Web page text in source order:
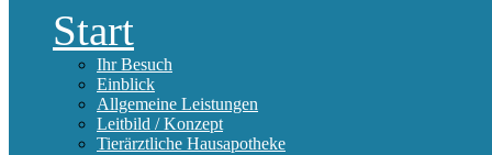
Start
Ihr Besuch
Einblick
Allgemeine Leistungen
Leitbild / Konzept
Tierärztliche Hausapotheke